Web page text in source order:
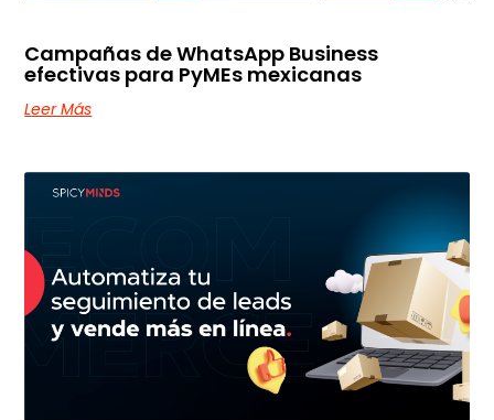
Campañas de WhatsApp Business
efectivas para PyMEs mexicanas
Leer Más